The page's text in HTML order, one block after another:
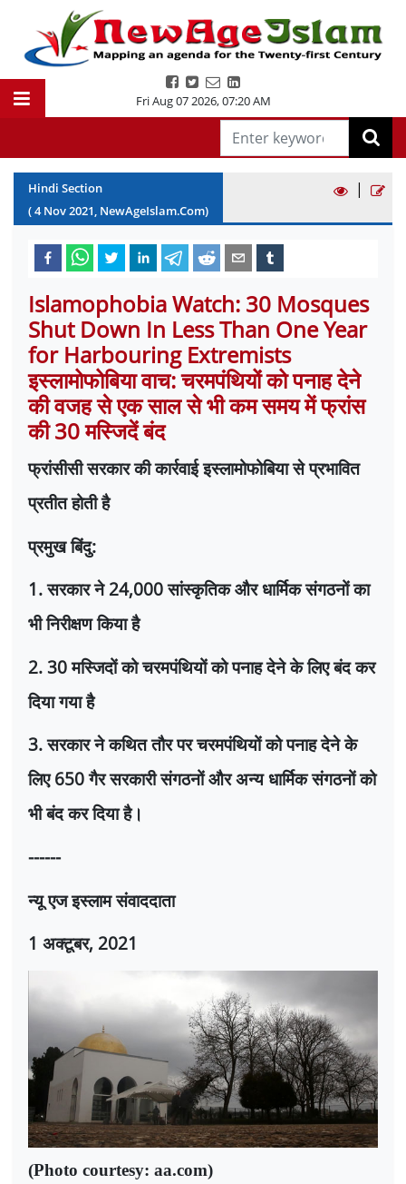
Fri Aug 07 2026,07:20 AM
Hindi Section
(4 Nov2021, NewAgeIslam.Com)
|
Islamophobia Watch: 30 Mosques
Shut Down In Less Than One Year
for Harbouring Extremists
इस्लामोफोबिया वाच: चरमपंथियों को पनाह देने
की वजह से एक साल से भी कम समय में फ्रांस
की 30 मस्जिदें बंद
फ्रांसीसी सरकार की कार्रवाई इस्लामोफोबिया से प्रभावित
प्रतीत होती है
प्रमुख बिंदु:
1.सरकार ने24,000सांस्कृतिक और धार्मिक संगठनों का
भी निरीक्षण किया है
2. 30मस्जिदों को चरमपंथियों को पनाह देने के लिए बंद कर
दिया गया है
3.सरकार ने कथित तौर पर चरमपंथियों को पनाह देने के
लिए650गैर सरकारी संगठनों और अन्य धार्मिक संगठनों को
भी बंद कर दिया है।
------
न्यू एज इस्लाम संवाददाता
1 अक्टूबर, 2021
(Photo courtesy: aa.com)